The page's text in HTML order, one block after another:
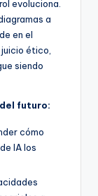
evoluciona.
a
en el
ético,
siendo
futuro:
cómo
IA los